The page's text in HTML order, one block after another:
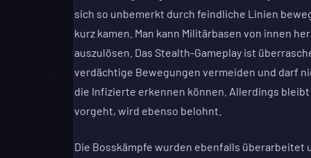
sich so unbemerkt durch feindliche Linien
kurz kamen. Man kann Militärbasen von innen
auszulösen. Das Stealth-Gameplay ist
verdächtige Bewegungen vermeiden und darf
die Infizierte erkennen können. Allerdings
vorgeht, wird ebenso belohnt.
Die Bosskämpfe wurden ebenfalls